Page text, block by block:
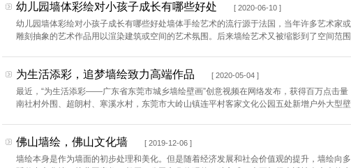
幼儿园墙体彩绘对小孩子成长有哪些好处 [ 2020-06-10 ]
幼儿园墙体彩绘对小孩子成长有哪些好处墙体手绘艺术的流行源于法国，当年许多艺术家
雕刻抽象的艺术作品用以渲染建筑或空间的艺术氛围。后来墙绘艺术又被缩影到了空间范
为生活添彩，追梦墙绘致力高端作品 [ 2020-05-04 ]
最近，“为生活添彩——广东省东莞市城乡墙绘壁画”创意视频在网络发布，获得百万点击
南社村外围、超朗村、寒溪水村，东莞市大岭山镇连平村客家文化公园五处新增户外大型
佛山墙绘，佛山文化墙 [ 2019-12-06 ]
墙绘本身是作为墙面的初步处理和美化。但是随着经济发展和社会价值观的提升，墙绘向